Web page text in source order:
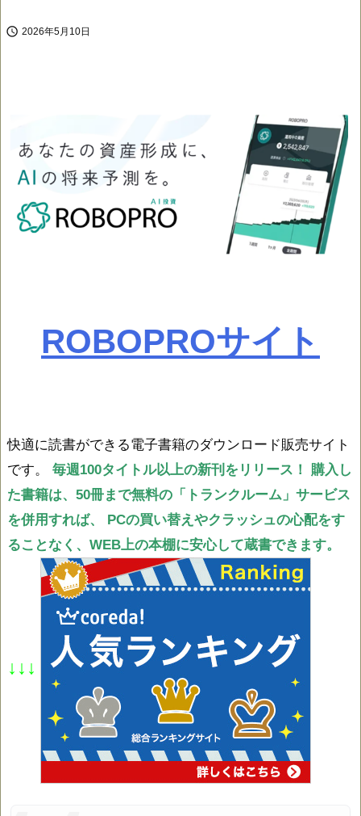
 2026年5月10日
ROBOPROサイト
快適に読書ができる電子書籍のダウンロード販売サイト
です。 毎週100タイトル以上の新刊をリリース！
購入し
た書籍は、50冊まで無料の「トランクルーム」サービス
を併用すれば、
PCの買い替えやクラッシュの心配をす
ることなく、WEB上の本棚に安心して蔵書できます。
↓↓↓